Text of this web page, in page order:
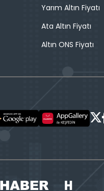
Yarım Altın Fiyatı
Ata Altın Fiyatı
Altın ONS Fiyatı